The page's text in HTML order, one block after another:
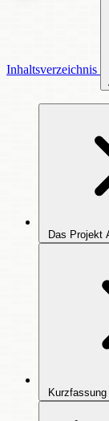
Inhaltsverzeichnis
Das Projekt